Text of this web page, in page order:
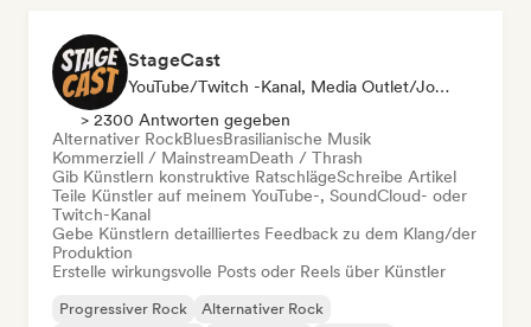
StageCast
YouTube/Twitch -Kanal, Media Outlet/Journalist, Mentorin, Social Media Influencer, Sound Experte
> 2300 Antworten gegeben
Alternativer RockBluesBrasilianische Musik
Kommerziell / MainstreamDeath / Thrash
Gib Künstlern konstruktive RatschlägeSchreibe Artikel
Teile Künstler auf meinem YouTube-, SoundCloud- oder
Twitch-Kanal
Gebe Künstlern detailliertes Feedback zu dem Klang/der
Produktion
Erstelle wirkungsvolle Posts oder Reels über Künstler
Progressiver Rock
Alternativer Rock